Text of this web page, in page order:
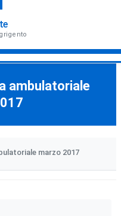
ambulatoriale
marzo 2017